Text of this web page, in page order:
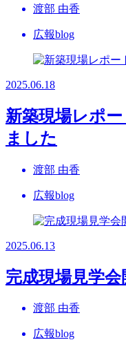
渡部 由香
広報blog
2025.06.18
新築現場レポ
ました
渡部 由香
広報blog
2025.06.13
完成現場見学会
渡部 由香
広報blog